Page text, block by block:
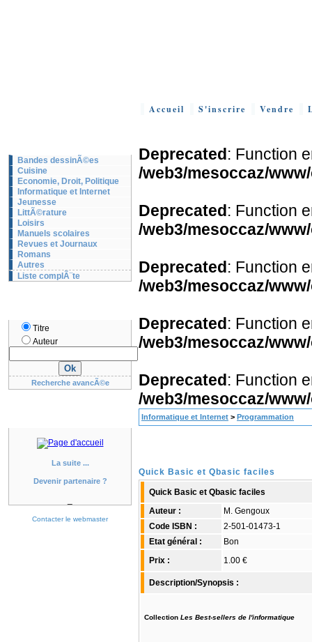
Accueil S'inscrire Vendre
Bandes dessinÃ©es
Cuisine
Economie, Droit, Politique
Informatique et Internet
Jeunesse
LittÃ©rature
Loisirs
Manuels scolaires
Revues et Journaux
Romans
Autres
Liste complÃ¨te
Titre
Auteur
Recherche avancÃ©e
La suite ...
Devenir partenaire ?
Contacter le webmaster
Deprecated: Function
/web3/mesoccaz/
Deprecated: Function
/web3/mesoccaz/
Deprecated: Function
/web3/mesoccaz/
Deprecated: Function
/web3/mesoccaz/
Deprecated: Function
/web3/mesoccaz/
Informatique et Internet > Programmation
Quick Basic et Qbasic faciles
Quick Basic et Qbasic faciles
Auteur :
M. Gengoux
Code ISBN :
2-501-01473-1
Etat général :
Bon
Prix :
1.00 €
Description/Synopsis :
Collection Les Best-sellers de l'informatique